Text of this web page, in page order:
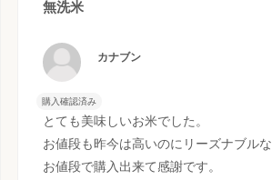
無洗米
カナブン
購入確認済み
とても美味しいお米でした。
お値段も昨今は高いのにリーズナブルな
お値段で購入出来て感謝です。